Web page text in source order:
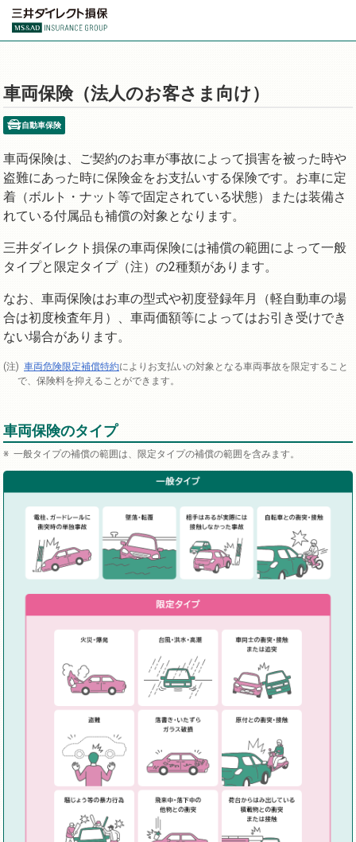
車両保険（法人のお客さま向け）
自動車保険
車両保険は、ご契約のお車が事故によって損害を被った時や
盗難にあった時に保険金をお支払いする保険です。お車に定
着（ボルト・ナット等で固定されている状態）または装備さ
れている付属品も補償の対象となります。
三井ダイレクト損保の車両保険には補償の範囲によって一般
タイプと限定タイプ（注）の2種類があります。
なお、車両保険はお車の型式や初度登録年月（軽自動車の場
合は初度検査年月）、車両価額等によってはお引き受けでき
ない場合があります。
車両危険限定補償特約によりお支払いの対象となる車両事故を限定すること
で、保険料を抑えることができます。
車両保険のタイプ
一般タイプの補償の範囲は、限定タイプの補償の範囲を含みます。